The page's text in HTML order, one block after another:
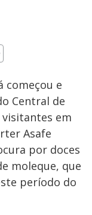
começou e
Central de
visitantes em
Asafe
por doces
moleque, que
período do